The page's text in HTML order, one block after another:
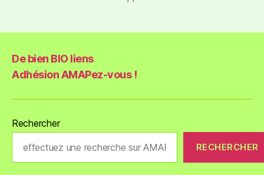
De bien BIO liens
Adhésion AMAPez-vous !
Rechercher
RECHERCHER